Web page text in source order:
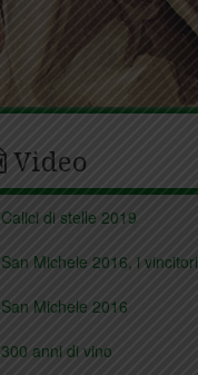
Video
Calici di stelle 2019
San Michele 2016, i vincitori
San Michele 2016
300 anni di vino